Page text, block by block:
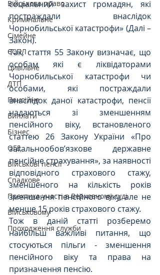
Військове право
Кримінальне
Сімейне
ЄСПЛ
Цивільне
ДТП
Пенсійне
Виплати
Бізнес
ОГД
Військові пенсії
Спадкове
Практика участі в Верховному суді
Військовому
Проходження служби
соціальний захист громадян, які
постраждали внаслідок
Чорнобильської катастрофи» (Далі –
Закон).
Так, стаття 55 Закону визначає, що
особам які є ліквідаторами
Чорнобильської катастрофи чи
особами, які постраждали
внаслідок даної катастрофи, пенсії
надаються зі зменшенням
пенсійного віку, встановленого
статтею 26 Закону України «Про
загальнообов’язкове державне
пенсійне страхування», за наявності
відповідного страхового стажу,
зменшеного на кількість років
зменшення пенсійного віку, але не
менше 15 років страхового стажу.
Тож в даній статті розберемо
найбільш важливі питання, що
стосуються пільги - зменшення
пенсійного віку та права на
призначення пенсію.